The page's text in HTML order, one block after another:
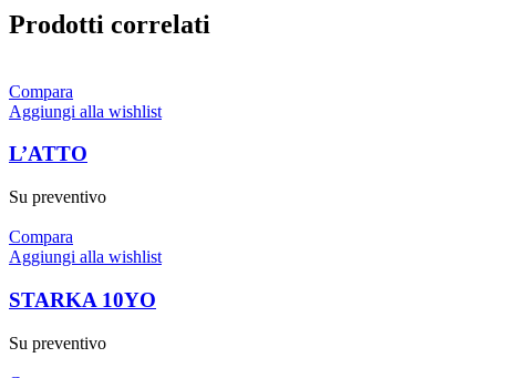
Prodotti correlati
Compara
Aggiungi alla wishlist
L’ATTO
Su preventivo
Compara
Aggiungi alla wishlist
STARKA 10YO
Su preventivo